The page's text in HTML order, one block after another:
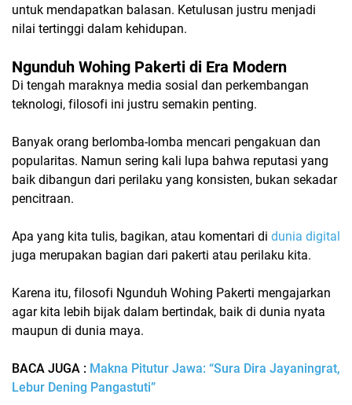
untuk mendapatkan balasan. Ketulusan justru menjadi
nilai tertinggi dalam kehidupan.
Ngunduh Wohing Pakerti di Era Modern
Di tengah maraknya media sosial dan perkembangan
teknologi, filosofi ini justru semakin penting.
Banyak orang berlomba-lomba mencari pengakuan dan
popularitas. Namun sering kali lupa bahwa reputasi yang
baik dibangun dari perilaku yang konsisten, bukan sekadar
pencitraan.
Apa yang kita tulis, bagikan, atau komentari di dunia digital
juga merupakan bagian dari pakerti atau perilaku kita.
Karena itu, filosofi Ngunduh Wohing Pakerti mengajarkan
agar kita lebih bijak dalam bertindak, baik di dunia nyata
maupun di dunia maya.
BACA JUGA : Makna Pitutur Jawa: “Sura Dira Jayaningrat,
Lebur Dening Pangastuti”